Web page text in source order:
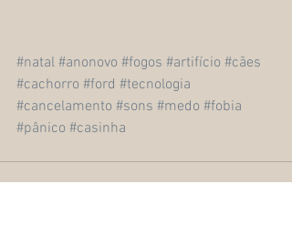
#natal #anonovo #fogos #artifício #cães
#cachorro #ford #tecnologia
#cancelamento #sons #medo #fobia
#pânico #casinha